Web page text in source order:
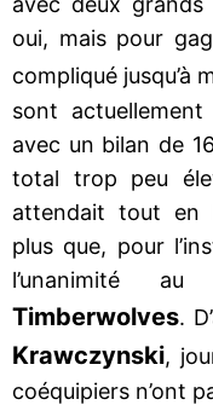
oui, mais pour
compliqué jusqu’à
sont
avec un bilan de
total trop peu
attendait tout en
plus que, pour
l’unanimité
Timberwolves.
Krawczynski,
coéquipiers n’ont